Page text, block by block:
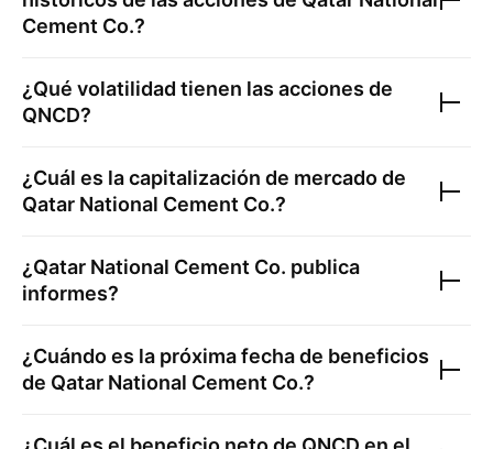
Cement Co.?
¿Qué volatilidad tienen las acciones de
QNCD?
¿Cuál es la capitalización de mercado de
Qatar National Cement Co.?
¿Qatar National Cement Co. publica
informes?
¿Cuándo es la próxima fecha de beneficios
de Qatar National Cement Co.?